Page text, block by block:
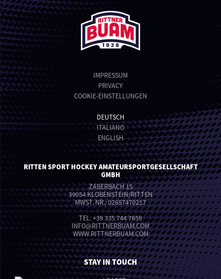
IMPRESSUM
PRIVACY
COOKIE-EINSTELLUNGEN
DEUTSCH
ITALIANO
ENGLISH
RITTEN SPORT HOCKEY AMATEURSPORTGESELLSCHAFT
GMBH
ZABERBACH 15
39054 KLOBENSTEIN/RITTEN
MWST. NR.: 02687470217
TEL.+39 335 744 7659
INFO@RITTNERBUAM.COM
WWW.RITTNERBUAM.COM
STAY IN TOUCH